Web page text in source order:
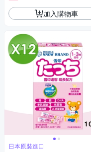
加入購物車
日本原裝進口